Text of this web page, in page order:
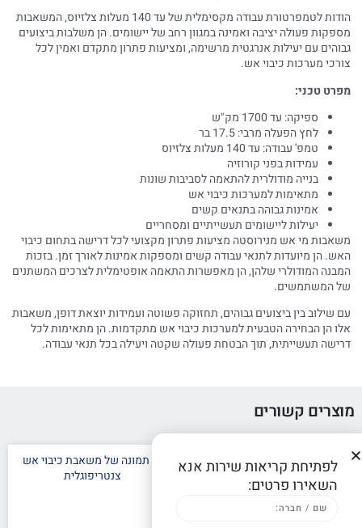
הודות לטמפרטורת עבודה מקסימלית של עד 140 מעלות צלזיוס, המשאבות
מספקות פעולה יציבה ואמינה במגוון רחב של יישומים. הן משלבות ביצועים
גבוהים עם יעילות אנרגטית מרשימה, ומציעות פתרון מתקדם ואמין לכל
צורכי מערכות כיבוי אש.
מפרט טכני:
ספיקה: עד 1700 מק"ש
לחץ הפעלה מרבי: 17.5 בר
טמפ' עבודה: עד 140 מעלות צלזיוס
עמידות בפני קורוזיה
בנייה מודולרית להתאמה לסביבות שונות
מתאימות למערכות כיבוי אש
אמינות גבוהה בתנאים קשים
יעילות ליישומים תעשייתיים ומסחריים
משאבות מי אש מנירוסטה מציעות פתרון מקצועי לכל דרישה בתחום כיבוי
האש. הן מיועדות לתנאי עבודה קשים ומספקות אמינות לאורך זמן. בזכות
המבנה המודולרי שלהן, הן מאפשרות התאמה אופטימלית לצרכים המשתנים
של המשתמשים.
עם שילוב בין ביצועים גבוהים, תחזוקה פשוטה ועמידות יוצאת דופן, משאבות
אלו הן הבחירה הטבעית למערכות כיבוי אש מתקדמות. הן מתאימות לכל
דרישה תעשייתית, תוך הבטחת פעולה שקטה ויעילה בכל תנאי עבודה.
מוצרים קשורים
לפתיחת קריאות שירות אנא
השאירו פרטים: